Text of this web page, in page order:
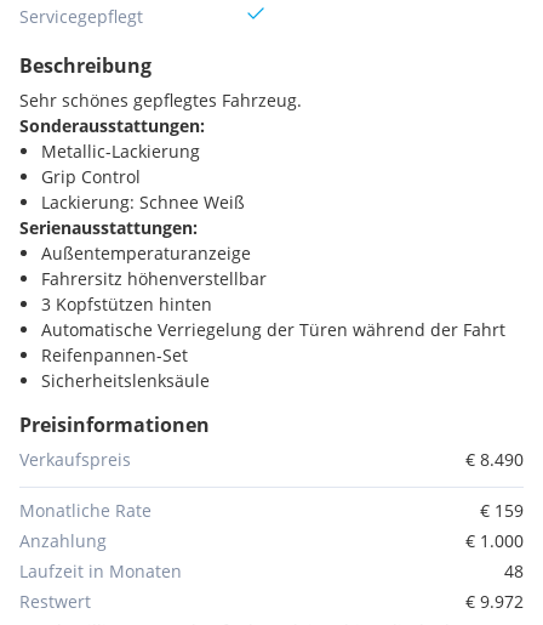
Servicegepflegt
Beschreibung
Sehr schönes gepflegtes Fahrzeug.
Sonderausstattungen:
Metallic-Lackierung
Grip Control
Lackierung: Schnee Weiß
Serienausstattungen:
Außentemperaturanzeige
Fahrersitz höhenverstellbar
3 Kopfstützen hinten
Automatische Verriegelung der Türen während der Fahrt
Reifenpannen-Set
Sicherheitslenksäule
Außenspiegelgehäuse in Wagenfarbe
Pollenfilter
"Follow me home"automatisch
12 V Steckdosen:
3-Punkt Sicherheitsgurte hinten
Ablagefach schließbar hinter der Feststellbremse
Ablagen in den Türen hinten mit Halterung für 0,5l
Flaschen
Preisinformationen
Verkaufspreis € 8.490
Monatliche Rate
€ 159
Anzahlung
€ 1.000
Laufzeit in Monaten
48
Restwert
€ 9.972